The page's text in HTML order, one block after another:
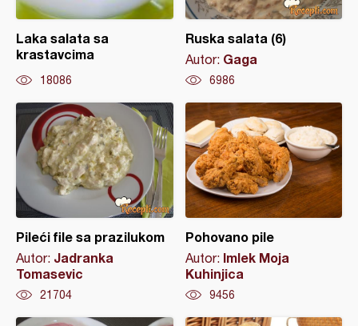
Laka salata sa
krastavcima
18086
Ruska salata (6)
Autor: Gaga
6986
Pileći file sa prazilukom
Autor: Jadranka
Tomasevic
21704
Pohovano pile
Autor: Imlek Moja
Kuhinjica
9456